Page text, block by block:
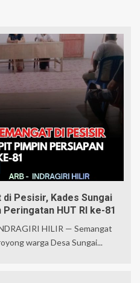
di Pesisir, Kades Sungai
HUT RI ke-81
HILIR — Semangat
warga Desa Sungai...